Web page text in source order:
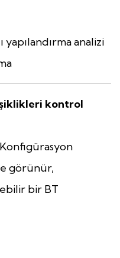
yapılandırma analizi
kontrol
görünür,
bir BT